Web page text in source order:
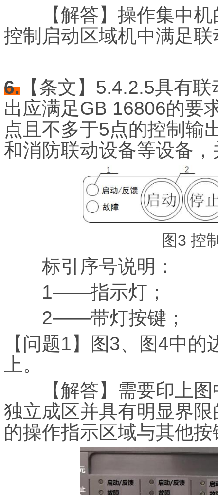
【解答】操作集中机
控制启动区域机中满足
6. 【条文】5.4.2.5具有
出应满足GB 16806的要
点且不多于5点的控制输
和消防联动设备等设备
图3 控
标引序号说明：
1——指示灯；
2——带灯按键；
【问题1】图3、图4中
上。
【解答】需要印上图
独立成区并具有明显界
的操作指示区域与其他